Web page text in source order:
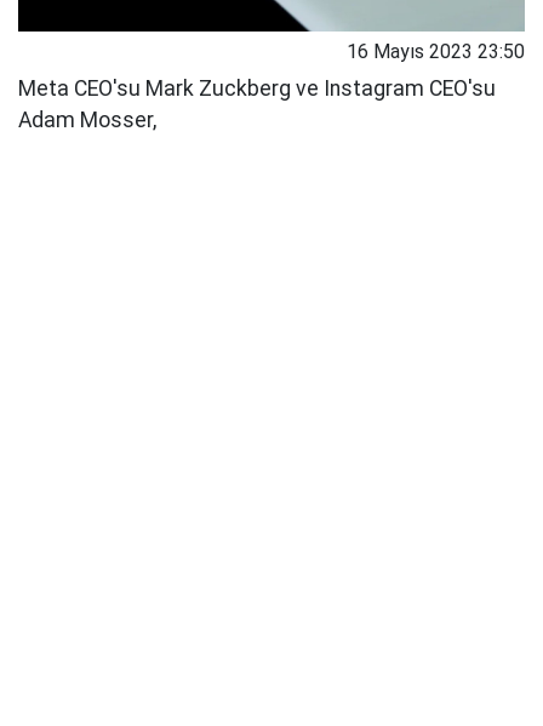
16 Mayıs 2023 23:50
Meta CEO'su Mark Zuckberg ve Instagram CEO'su
Adam Mosser,